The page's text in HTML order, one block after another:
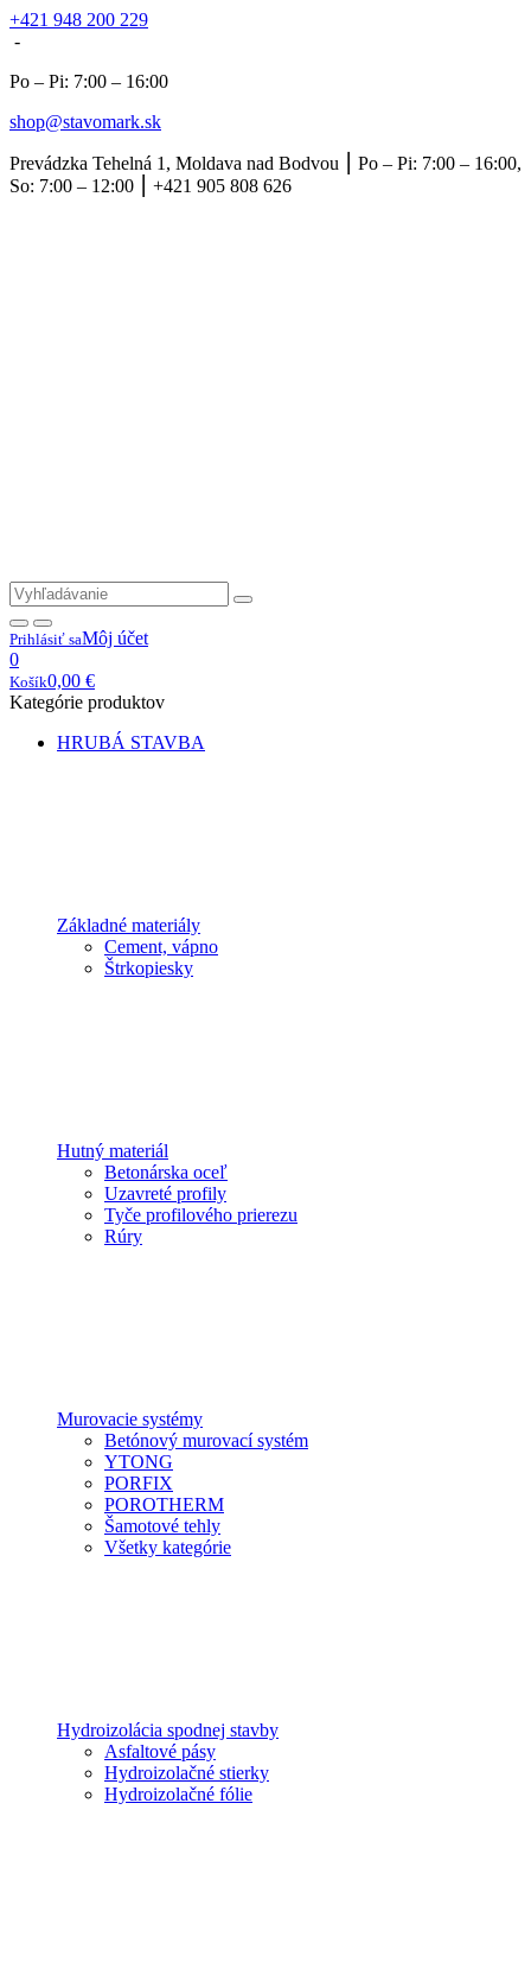
+421 948 200 229
-
Po – Pi: 7:00 – 16:00
shop@stavomark.sk
Prevádzka Tehelná 1, Moldava nad Bodvou ⎮ Po – Pi: 7:00 – 16:00,
So: 7:00 – 12:00 ⎮ +421 905 808 626
Prihlásiť saMôj účet
0
Košík0,00 €
Kategórie produktov
HRUBÁ STAVBA
Základné materiály
Cement, vápno
Štrkopiesky
Hutný materiál
Betonárska oceľ
Uzavreté profily
Tyče profilového prierezu
Rúry
Murovacie systémy
Betónový murovací systém
YTONG
PORFIX
POROTHERM
Šamotové tehly
Všetky kategórie
Hydroizolácia spodnej stavby
Asfaltové pásy
Hydroizolačné stierky
Hydroizolačné fólie